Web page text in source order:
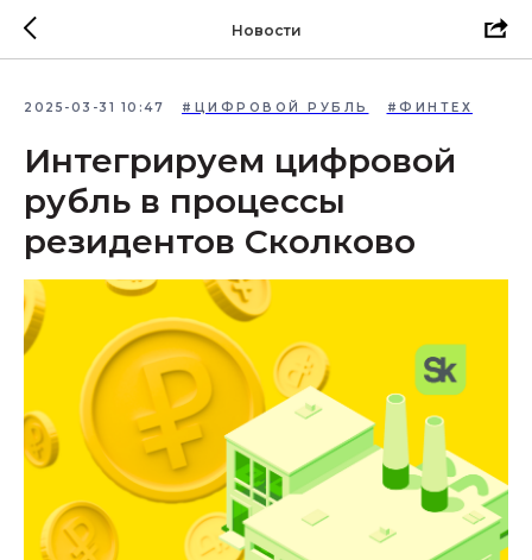
Новости
2025-03-31 10:47 #ЦИФРОВОЙ РУБЛЬ #ФИНТЕХ
Интегрируем цифровой
рубль в процессы
резидентов Сколково